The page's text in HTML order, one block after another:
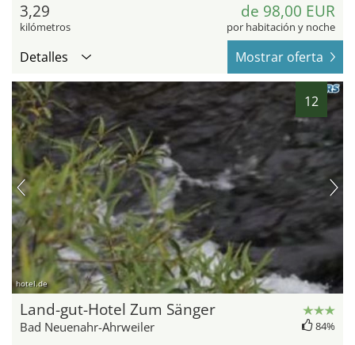
3,29
kilómetros
de 98,00 EUR
por habitación y noche
Detalles Mostrar oferta
12
hotel.de
Land-gut-Hotel Zum Sänger
Bad Neuenahr-Ahrweiler 84%